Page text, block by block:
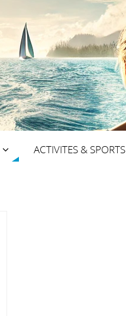
ACTIVITES & SPORTS